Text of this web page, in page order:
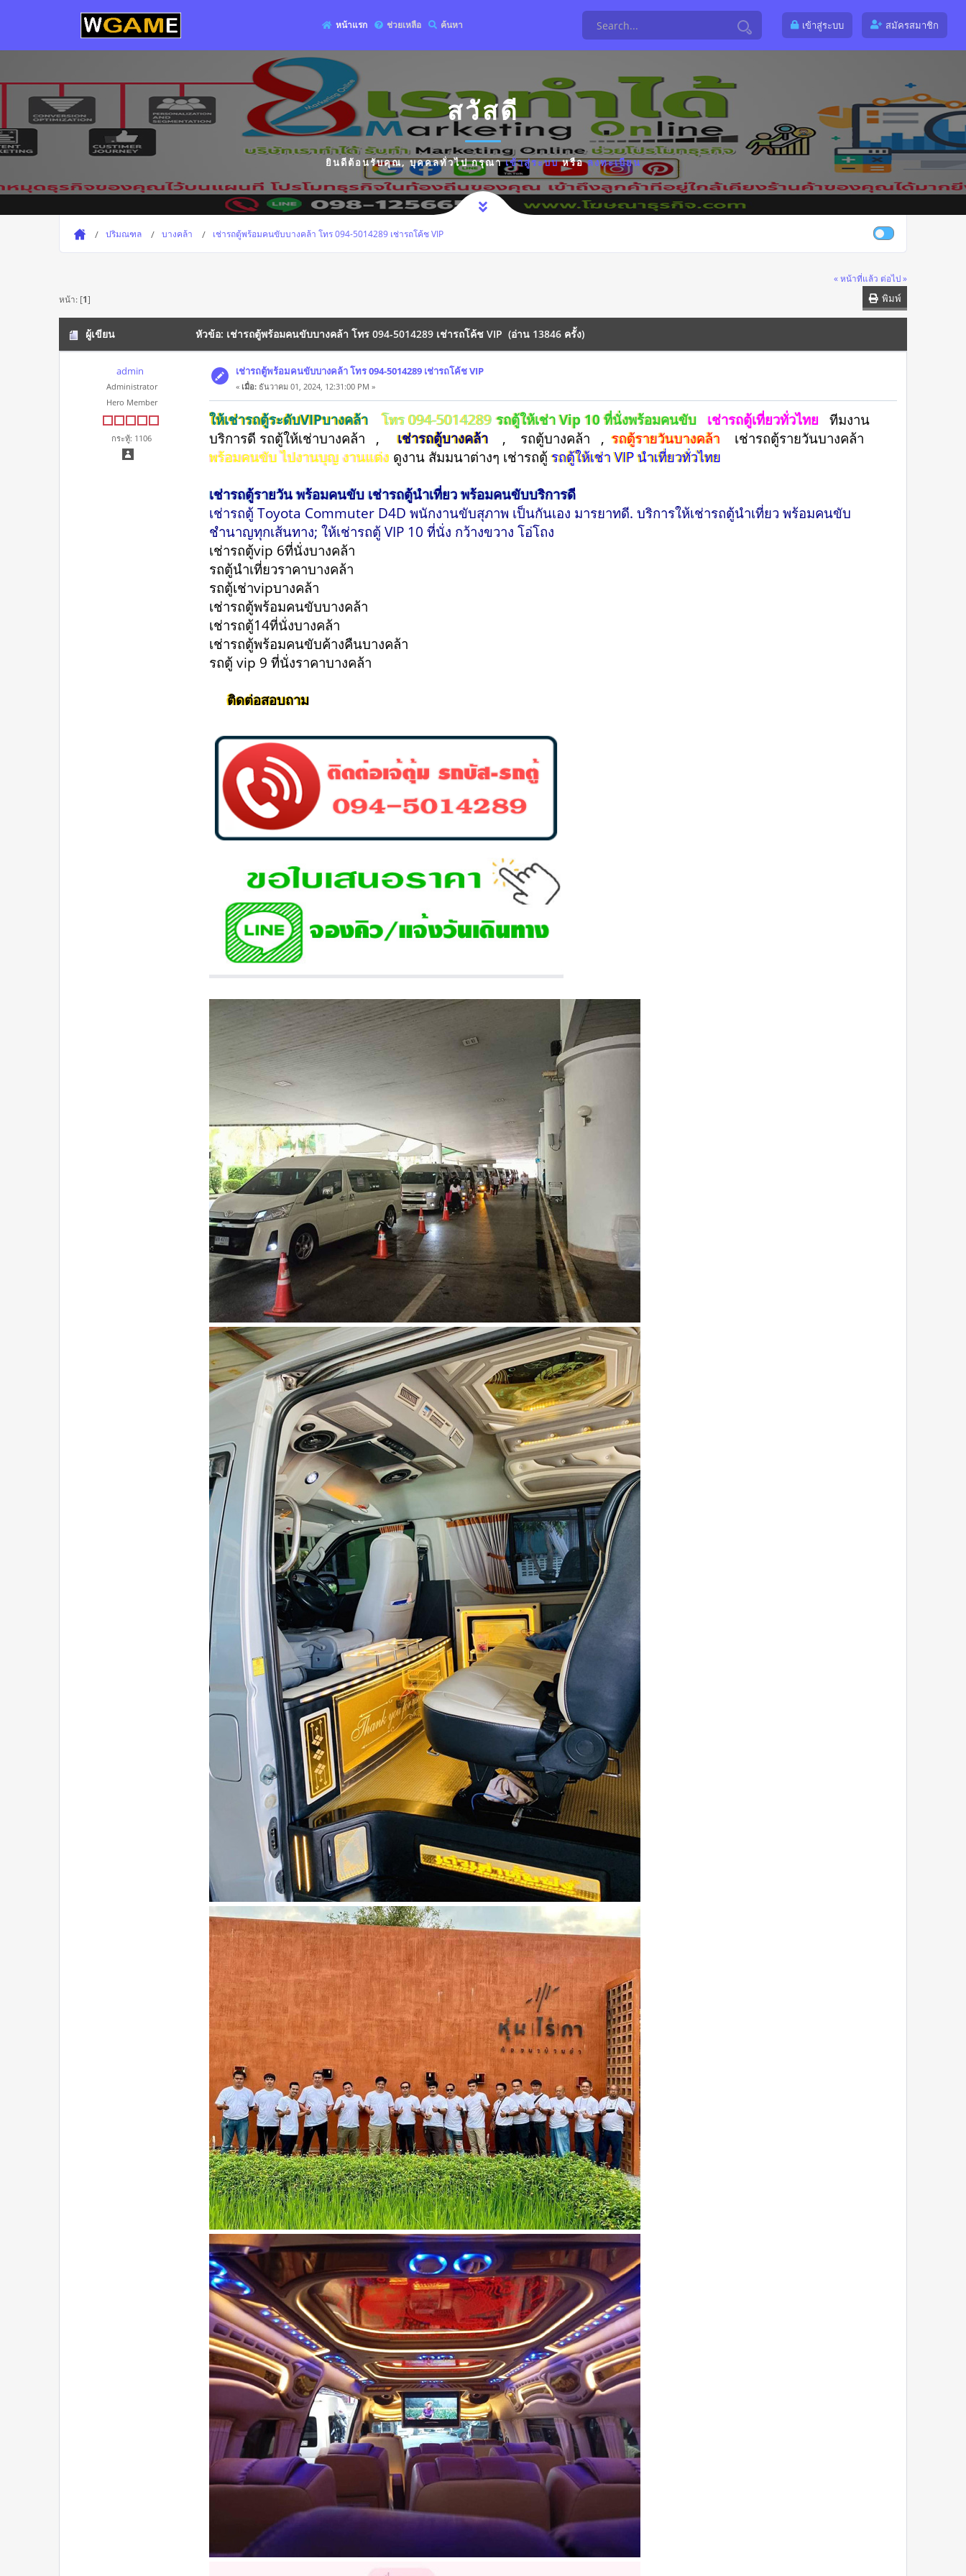
หน้าแรก ช่วยเหลือ ค้นหา เข้าสู่ระบบ สมัครสมาชิก
สวัสดี
ยินดีต้อนรับคุณ,บุคคลทั่วไปกรุณาเข้าสู่ระบบหรือลงทะเบียน
ปริมณฑล บางคล้า เช่ารถตู้พร้อมคนขับบางคล้า โทร 094-5014289 เช่ารถโค้ช VIP
« หน้าที่แล้ว ต่อไป »
พิมพ์
หน้า: [1]
ผู้เขียน หัวข้อ: เช่ารถตู้พร้อมคนขับบางคล้า โทร 094-5014289 เช่ารถโค้ช VIP (อ่าน 13846 ครั้ง)
admin
Administrator
Hero Member
กระทู้: 1106
เช่ารถตู้พร้อมคนขับบางคล้า โทร 094-5014289 เช่ารถโค้ช VIP
« เมื่อ:ธันวาคม 01, 2024, 12:31:00 PM »
ให้เช่ารถตู้ระดับVIPบางคล้า โทร 094-5014289 รถตู้ให้เช่า Vip 10 ที่นั่งพร้อมคนขับ เช่ารถตู้เที่ยวทั่วไทย
ทีมงาน
บริการดี รถตู้ให้เช่าบางคล้า ,
เช่ารถตู้บางคล้า , รถตู้บางคล้า ,รถตู้รายวันบางคล้า
เช่ารถตู้รายวันบางคล้า
พร้อมคนขับ ไปงานบุญ งานแต่ง ดูงาน สัมมนาต่างๆ เช่ารถตู้รถตู้ให้เช่า VIP นำเที่ยวทั่วไทย
เช่ารถตู้รายวัน พร้อมคนขับ เช่ารถตู้นำเที่ยว พร้อมคนขับบริการดี
เช่ารถตู้ Toyota Commuter D4D พนักงานขับสุภาพ เป็นกันเอง มารยาทดี. บริการให้เช่ารถตู้นำเที่ยว พร้อมคนขับ
ชำนาญทุกเส้นทาง; ให้เช่ารถตู้ VIP 10 ที่นั่ง กว้างขวาง โอ่โถง
เช่ารถตู้vip 6ที่นั่งบางคล้า
รถตู้นําเที่ยวราคาบางคล้า
รถตู้เช่าvipบางคล้า
เช่ารถตู้พร้อมคนขับบางคล้า
เช่ารถตู้14ที่นั่งบางคล้า
เช่ารถตู้พร้อมคนขับค้างคืนบางคล้า
รถตู้ vip 9 ที่นั่งราคาบางคล้า
ติดต่อสอบถาม